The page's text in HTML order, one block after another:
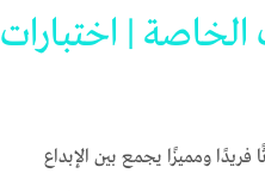
الخاصة | اختبارات
ومميزًا يجمع بين الإبداع